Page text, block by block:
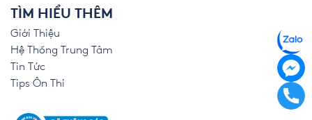
TÌM HIỂU THÊM
Giới Thiệu
Hệ Thống Trung Tâm
Tin Tức
Tips Ôn Thi